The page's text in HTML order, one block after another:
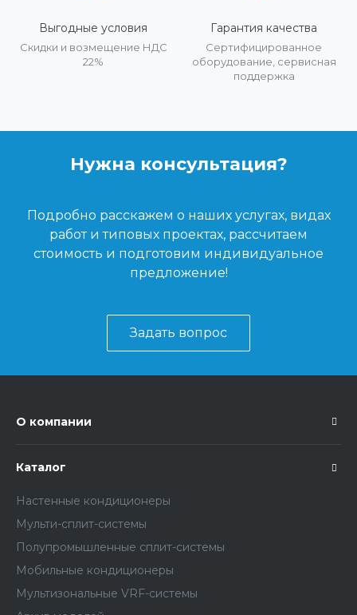
Выгодные условия
Скидки и возмещение НДС
22%
Гарантия качества
Сертифицированное
оборудование, сервисная
поддержка
Нужна консультация?
Подробно расскажем о наших услугах, видах
работ и типовых проектах, рассчитаем
стоимость и подготовим индивидуальное
предложение!
Задать вопрос
О компании
Каталог
Настенные кондиционеры
Мульти-сплит-системы
Полупромышленные сплит-системы
Мобильные кондиционеры
Мультизональные VRF-системы